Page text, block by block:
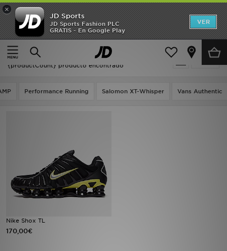
×
JD Sports
JD Sports Fashion PLC
GRATIS - En Google Play
VER
Página principal
Nike Shox TTL
Nike Shox TTL
{productCount} producto encontrado
Performance Running Salomon XT-Whisper Vans Authentic
Nike Shox TL
170,00€
Hombre
Mujer
Niños
Deportes & Fitness
JD Fútbol